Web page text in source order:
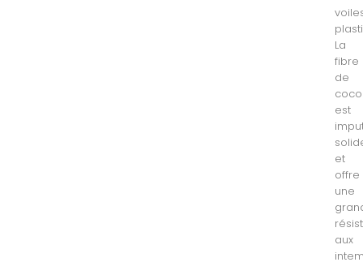
La
fibre
de
coco
est
et
offre
une
aux